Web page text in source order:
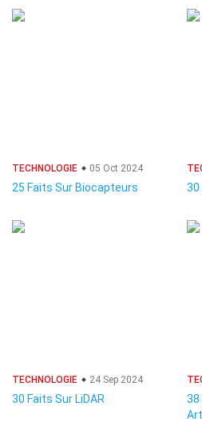
TECHNOLOGIE 05 Oct 2024
25 Faits Sur Biocapteurs 30
TECHNOLOGIE 24 Sep 2024
30 Faits Sur LiDAR
38